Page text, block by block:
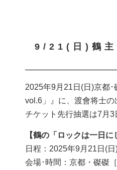
9/21(日)鶴主
2025年9月21日(日)京都
vol.6」』に、渡會将士
チケット先行抽選は7月3
【鶴の「ロックは⼀日に
日程：2025年9月21日(日
会場･時間：京都・磔磔